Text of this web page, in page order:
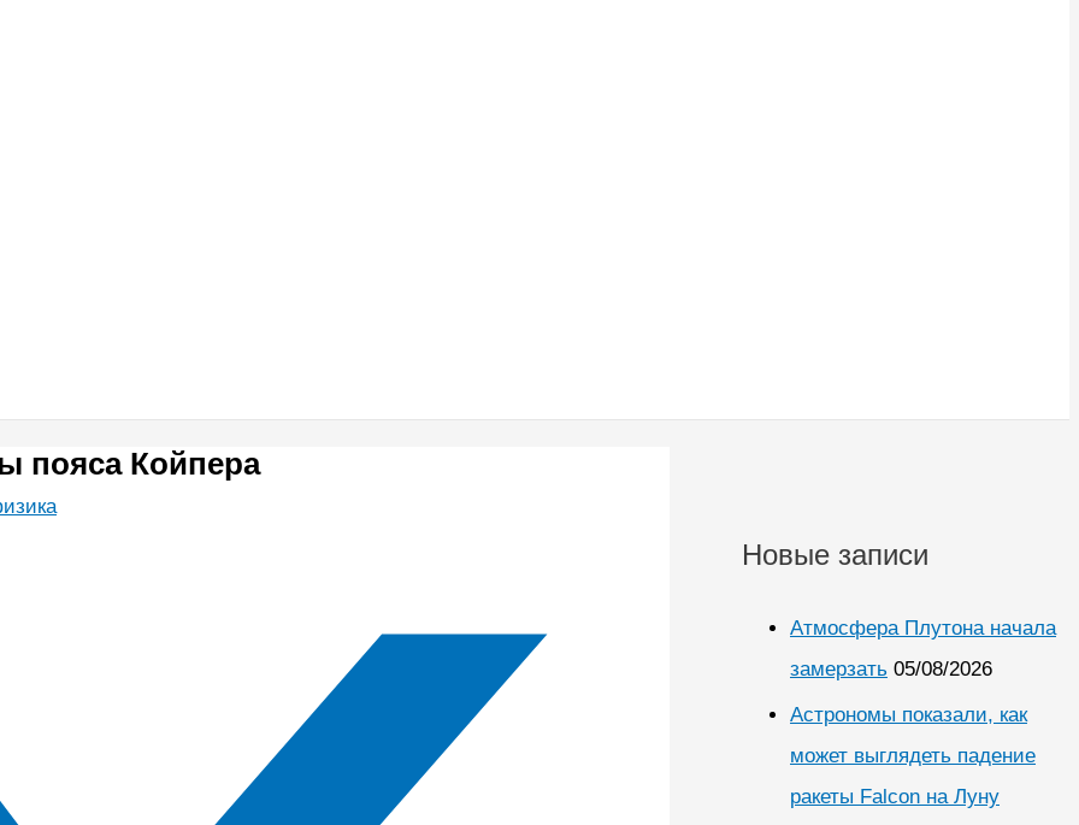
пояса Койпера
Новые записи
Атмосфера Плутона начала
замерзать 05/08/2026
Астрономы показали, как
может выглядеть падение
ракеты Falcon на Луну